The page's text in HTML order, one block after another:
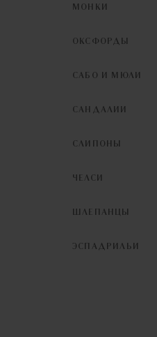
МОНКИ
ОКСФОРДЫ
САБО И МЮЛИ
САНДАЛИИ
СЛИПОНЫ
ЧЕЛСИ
ШЛЕПАНЦЫ
ЭСПАДРИЛЬИ